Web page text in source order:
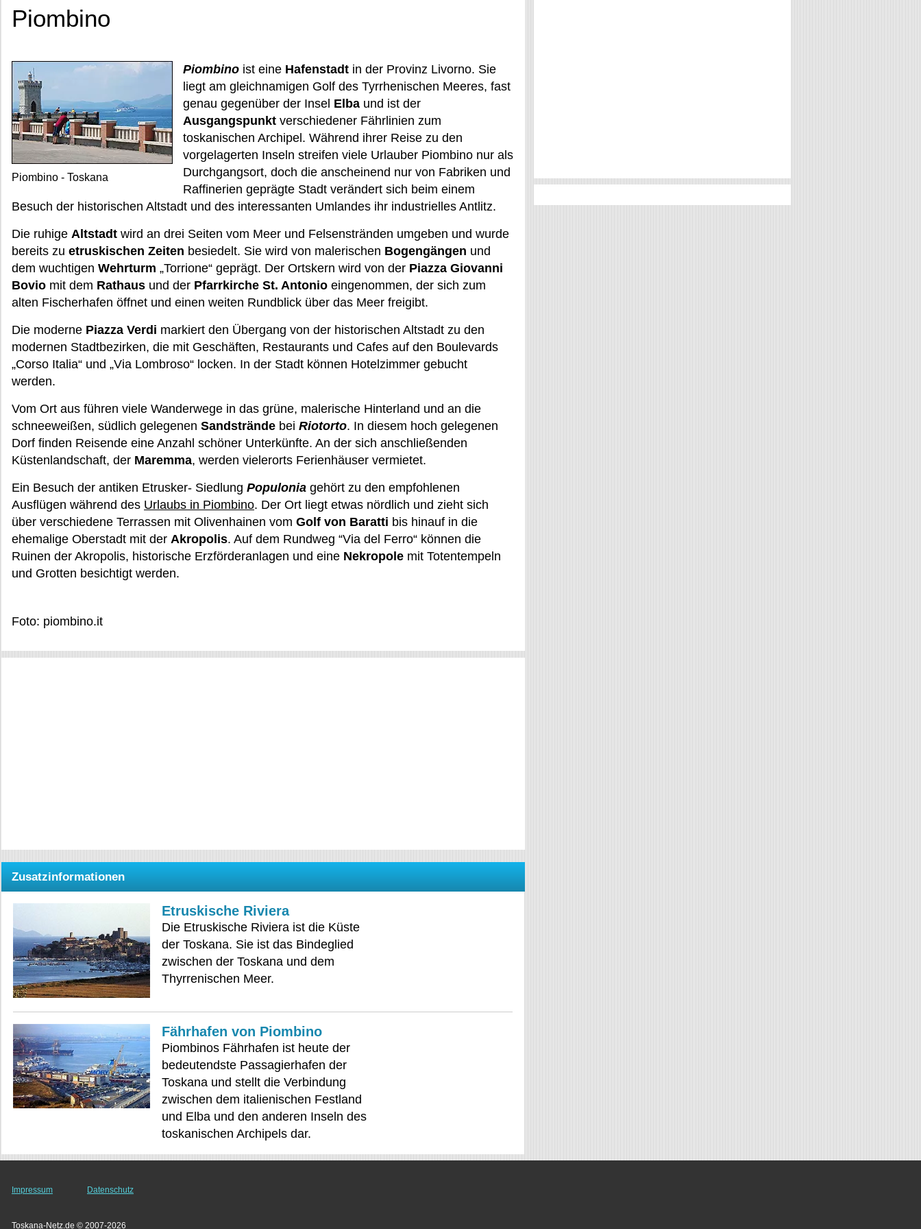
Piombino
Piombino - Toskana
Piombino ist eine Hafenstadt in der Provinz Livorno. Sie
liegt am gleichnamigen Golf des Tyrrhenischen Meeres, fast
genau gegenüber der Insel Elba und ist der
Ausgangspunkt verschiedener Fährlinien zum
toskanischen Archipel. Während ihrer Reise zu den
vorgelagerten Inseln streifen viele Urlauber Piombino nur als
Durchgangsort, doch die anscheinend nur von Fabriken und
Raffinerien geprägte Stadt verändert sich beim einem
Besuch der historischen Altstadt und des interessanten Umlandes ihr industrielles Antlitz.
Die ruhige Altstadt wird an drei Seiten vom Meer und Felsenstränden umgeben und wurde
bereits zu etruskischen Zeiten besiedelt. Sie wird von malerischen Bogengängen und
dem wuchtigen Wehrturm „Torrione“ geprägt. Der Ortskern wird von der Piazza Giovanni
Bovio mit dem Rathaus und der Pfarrkirche St. Antonio eingenommen, der sich zum
alten Fischerhafen öffnet und einen weiten Rundblick über das Meer freigibt.
Die moderne Piazza Verdi markiert den Übergang von der historischen Altstadt zu den
modernen Stadtbezirken, die mit Geschäften, Restaurants und Cafes auf den Boulevards
„Corso Italia“ und „Via Lombroso“ locken. In der Stadt können Hotelzimmer gebucht
werden.
Vom Ort aus führen viele Wanderwege in das grüne, malerische Hinterland und an die
schneeweißen, südlich gelegenen Sandstrände bei Riotorto. In diesem hoch gelegenen
Dorf finden Reisende eine Anzahl schöner Unterkünfte. An der sich anschließenden
Küstenlandschaft, der Maremma, werden vielerorts Ferienhäuser vermietet.
Ein Besuch der antiken Etrusker- Siedlung Populonia gehört zu den empfohlenen
Ausflügen während des Urlaubs in Piombino. Der Ort liegt etwas nördlich und zieht sich
über verschiedene Terrassen mit Olivenhainen vom Golf von Baratti bis hinauf in die
ehemalige Oberstadt mit der Akropolis. Auf dem Rundweg “Via del Ferro“ können die
Ruinen der Akropolis, historische Erzförderanlagen und eine Nekropole mit Totentempeln
und Grotten besichtigt werden.
Foto: piombino.it
Zusatzinformationen
Etruskische Riviera
Die Etruskische Riviera ist die Küste
der Toskana. Sie ist das Bindeglied
zwischen der Toskana und dem
Thyrrenischen Meer.
Fährhafen von Piombino
Piombinos Fährhafen ist heute der
bedeutendste Passagierhafen der
Toskana und stellt die Verbindung
zwischen dem italienischen Festland
und Elba und den anderen Inseln des
toskanischen Archipels dar.
Impressum Datenschutz
Toskana-Netz.de © 2007-2026